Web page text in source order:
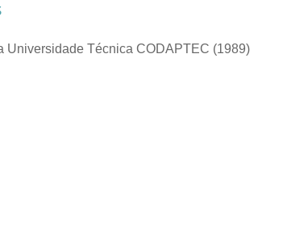
Universidade Técnica CODAPTEC (1989)